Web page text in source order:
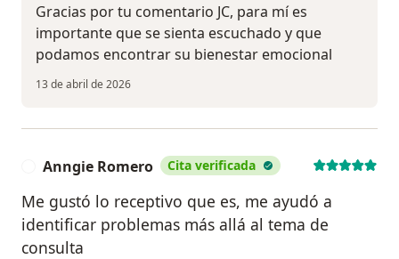
Gracias por tu comentario JC, para mí es
importante que se sienta escuchado y que
podamos encontrar su bienestar emocional
13 de abril de 2026
Anngie Romero Cita verificada
Me gustó lo receptivo que es, me ayudó a
identificar problemas más allá al tema de
consulta